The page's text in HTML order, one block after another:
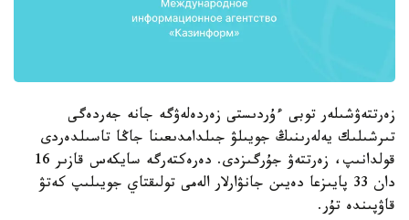
زەرتتەۋشىلەر توبى ءۇردىستى زەردەلەۋگە جانە جەردەگى
تىرشىلىك يەلەرىنىڭ جويىلۋ جىلدامدىعىنا جاڭا تاسىلدەردى
قولدانىپ، زەرتتەۋ جۇرگىزدى. دەرەكتەرگە سايكەس قازىر 16
دان 33 پايىزعا دەيىن جانۋارلار الەمى تولىقتاي جويىلىپ كەتۋ
قاۋپىندە تۇر.